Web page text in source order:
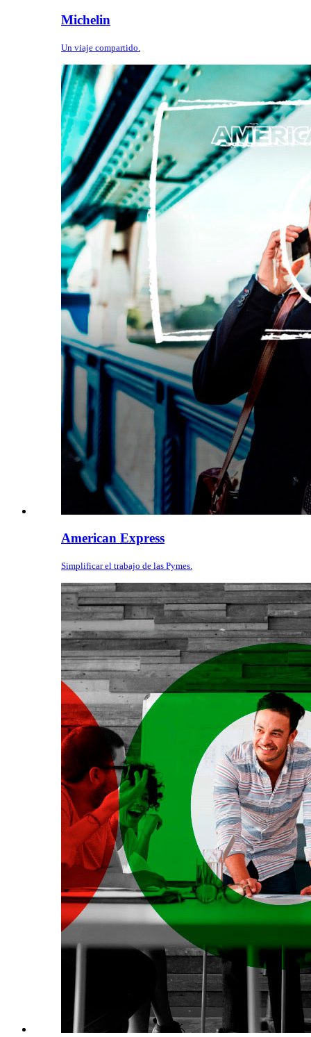
Michelin
Un viaje compartido.
American Express
Simplificar el trabajo de las Pymes.